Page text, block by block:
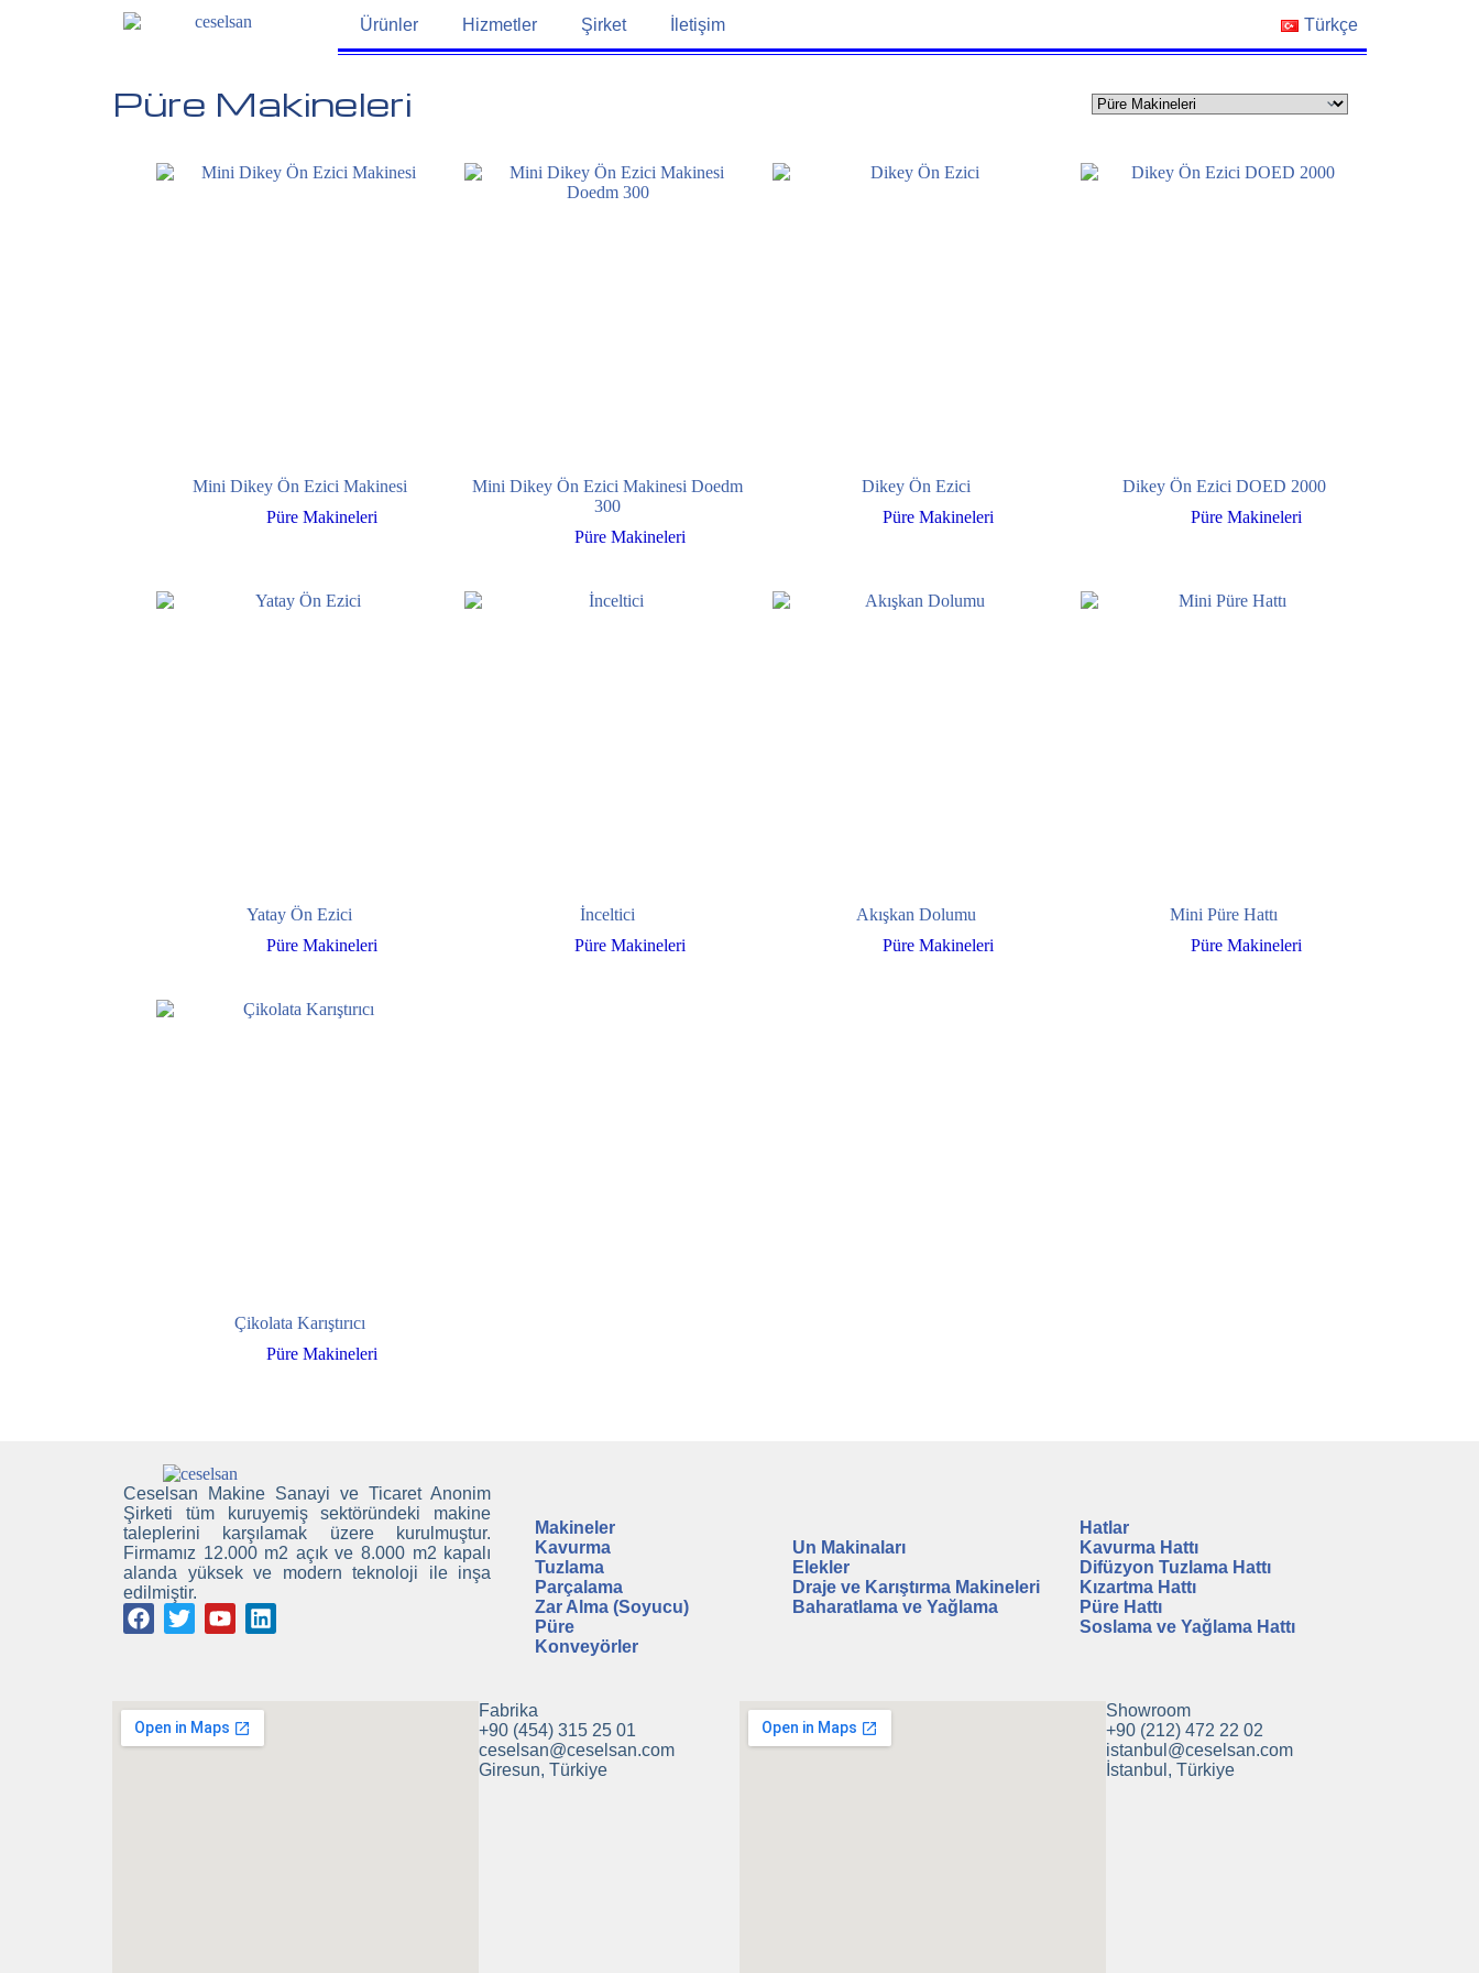
Ürünler Hizmetler Şirket İletişim Türkçe
Püre Makineleri
Mini Dikey Ön Ezici Makinesi
Püre Makineleri
Mini Dikey Ön Ezici Makinesi Doedm
300
Püre Makineleri
Dikey Ön Ezici
Püre Makineleri
Dikey Ön Ezici DOED 2000
Püre Makineleri
Yatay Ön Ezici
Püre Makineleri
İnceltici
Püre Makineleri
Akışkan Dolumu
Püre Makineleri
Mini Püre Hattı
Püre Makineleri
Çikolata Karıştırıcı
Püre Makineleri
Ceselsan Makine Sanayi ve Ticaret Anonim
Şirketi tüm kuruyemiş sektöründeki makine
taleplerini karşılamak üzere kurulmuştur.
Firmamız 12.000 m2 açık ve 8.000 m2 kapalı
alanda yüksek ve modern teknoloji ile inşa
edilmiştir.
Makineler
Kavurma
Tuzlama
Parçalama
Zar Alma (Soyucu)
Püre
Konveyörler
Un Makinaları
Elekler
Draje ve Karıştırma Makineleri
Baharatlama ve Yağlama
Hatlar
Kavurma Hattı
Difüzyon Tuzlama Hattı
Kızartma Hattı
Püre Hattı
Soslama ve Yağlama Hattı
Fabrika
+90 (454) 315 25 01
ceselsan@ceselsan.com
Giresun, Türkiye
Showroom
+90 (212) 472 22 02
istanbul@ceselsan.com
İstanbul, Türkiye